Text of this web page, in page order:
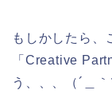
もしかしたら、
「Creative
う、、、（´＿